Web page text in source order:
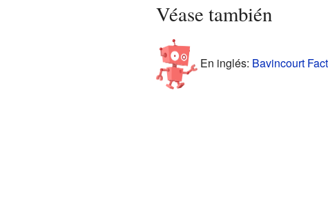
Véase también
En inglés: Bavincourt